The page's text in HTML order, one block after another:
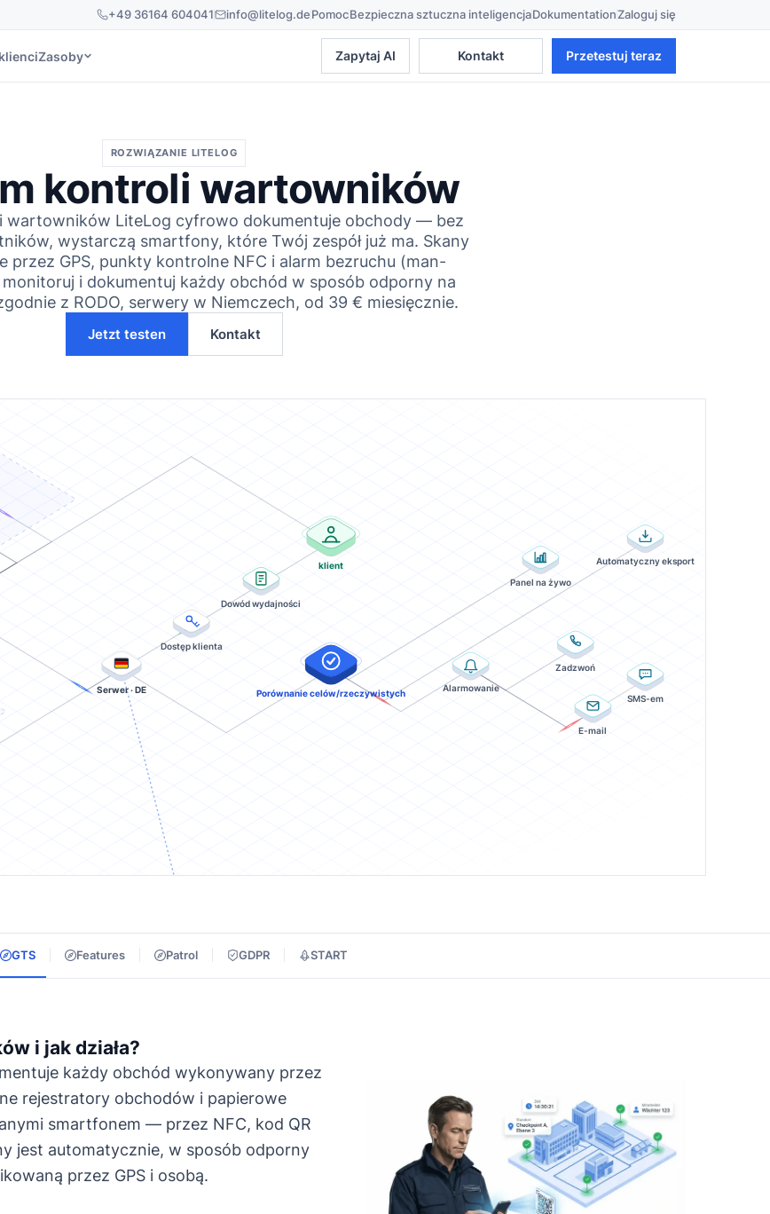
+49 36164 604041 info@litelog.de PomocBezpieczna sztuczna inteligencjaDokumentationZaloguj się
klienciZasoby Zapytaj AI Kontakt Przetestuj teraz
ROZWIĄZANIE LITELOG
kontroli wartowników
wartowników LiteLog cyfrowo dokumentuje obchody — bez
wystarczą smartfony, które Twój zespół już ma. Skany
przez GPS, punkty kontrolne NFC i alarm bezruchu (man-
i dokumentuj każdy obchód w sposób odporny na
z RODO, serwery w Niemczech, od 39 € miesięcznie.
Jetzt testen Kontakt
klient
Serwer · DE Porównanie celów/rzeczywistych
Dostęp klienta
Dowód wydajności
Panel na żywo
Automatyczny eksport
Alarmowanie
Zadzwoń
SMS-em
E-mail
GTS Features Patrol GDPR START
i jak działa?
każdy obchód wykonywany przez
rejestratory obchodów i papierowe
smartfonem — przez NFC, kod QR
jest automatycznie, w sposób odporny
przez GPS i osobą.